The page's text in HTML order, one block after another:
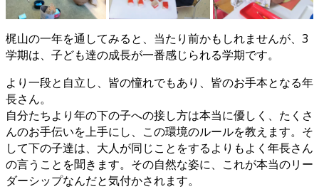
梶山の一年を通してみると、当たり前かもしれませんが、3
学期は、子ども達の成長が一番感じられる学期です。
より一段と自立し、皆の憧れでもあり、皆のお手本となる年
長さん。
自分たちより年の下の子への接し方は本当に優しく、たくさ
んのお手伝いを上手にし、この環境のルールを教えます。そ
して下の子達は、大人が同じことをするよりもよく年長さん
の言うことを聞きます。その自然な姿に、これが本当のリー
ダーシップなんだと気付かされます。